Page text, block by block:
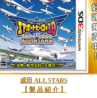
2015. 10/2 【 関空 ALL STARS 】
公開しました。
成田 ALL STARS
【 製 品 紹 介 】